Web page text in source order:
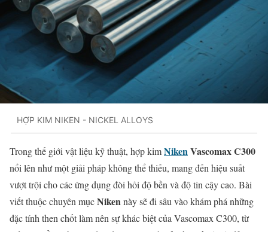
HỢP KIM NIKEN - NICKEL ALLOYS
Trong thế giới vật liệu kỹ thuật, hợp kimNikenVascomax C300
nổi lên như một giải pháp không thể thiếu, mang đến hiệu suất
vượt trội cho các ứng dụng đòi hỏi độ bền và độ tin cậy cao. Bài
viết thuộc chuyên mụcNikennày sẽ đi sâu vào khám phá những
đặc tính then chốt làm nên sự khác biệt của Vascomax C300, từ